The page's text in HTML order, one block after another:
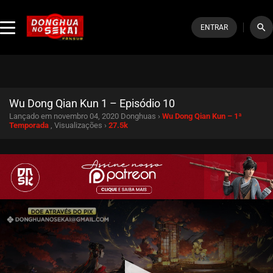
ENTRAR search
Wu Dong Qian Kun 1 – Episódio 10
Lançado em novembro 04, 2020 Donghuas › Wu Dong Qian Kun – 1ª
Temporada , Visualizações › 27.5k